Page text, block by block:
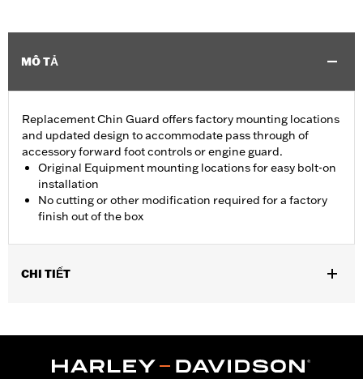
MÔ TẢ
Replacement Chin Guard offers factory mounting locations
and updated design to accommodate pass through of
accessory forward foot controls or engine guard.
Original Equipment mounting locations for easy bolt-on
installation
No cutting or other modification required for a factory
finish out of the box
CHI TIẾT
In the Box: Left and right chin guards and installation